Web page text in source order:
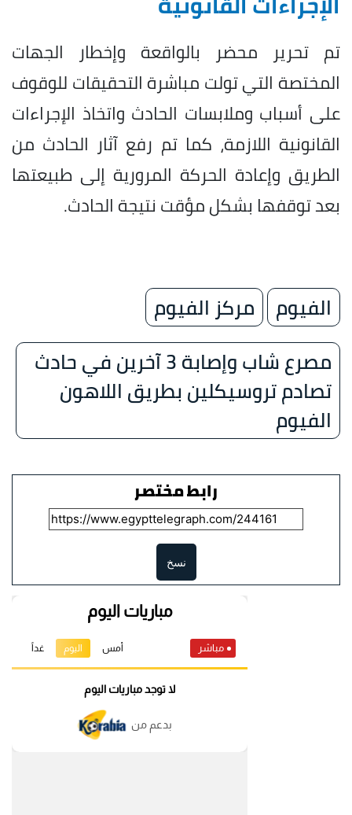
تم تحرير محضر بالواقعة وإخطار الجهات
المختصة التي تولت مباشرة التحقيقات للوقوف
على أسباب وملابسات الحادث واتخاذ الإجراءات
القانونية اللازمة، كما تم رفع آثار الحادث من
الطريق وإعادة الحركة المرورية إلى طبيعتها
بعد توقفها بشكل مؤقت نتيجة الحادث.
الفيوم
مركز الفيوم
مصرع شاب وإصابة 3 آخرين في حادث
تصادم تروسيكلين بطريق اللاهون
الفيوم
رابط مختصر
نسخ